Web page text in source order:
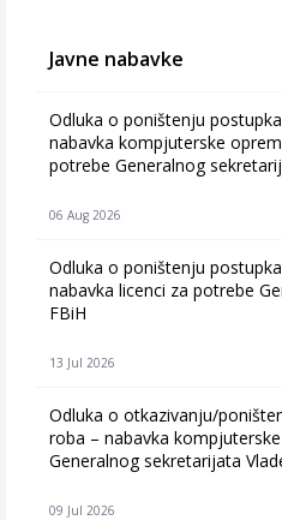
Javne nabavke
Odluka o poništenju
nabavka kompjuterske
potrebe Generalnog
06 Aug 2026
Odluka o poništenju
nabavka licenci za potrebe
FBiH
13 Jul 2026
Odluka o otkazivanju/
roba – nabavka
Generalnog sekretarijata
09 Jul 2026